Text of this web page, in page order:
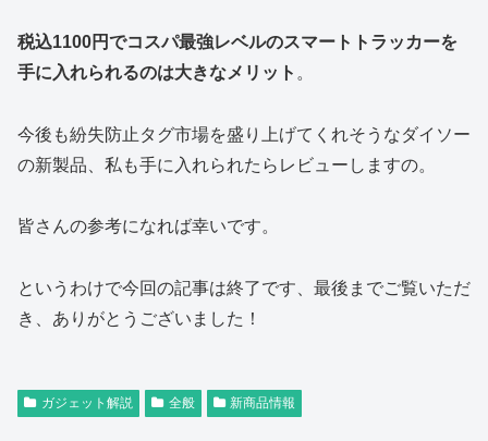
税込1100円でコスパ最強レベルのスマートトラッカーを
手に入れられるのは大きなメリット 。
今後も紛失防止タグ市場を盛り上げてくれそうなダイソー
の新製品、私も手に入れられたらレビューしますの。
皆さんの参考になれば幸いです。
というわけで今回の記事は終了です、最後までご覧いただ
き、ありがとうございました！
ガジェット解説 全般 新商品情報